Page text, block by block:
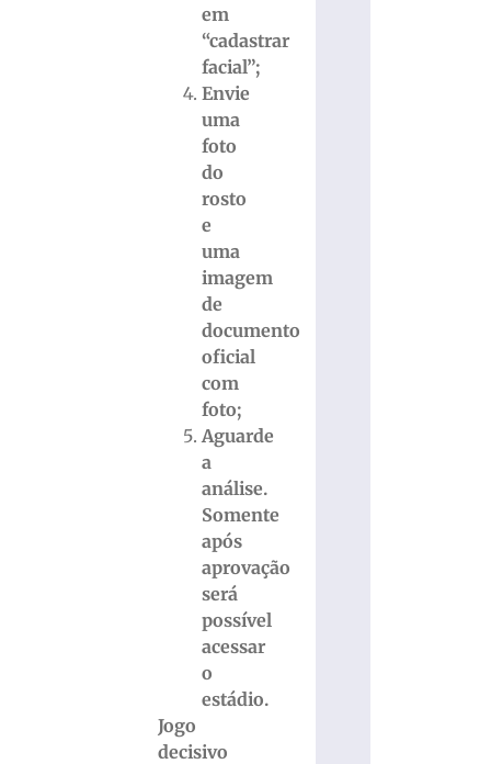
em
“cadastrar
facial”;
Envie
uma
foto
do
rosto
e
uma
imagem
de
documento
oficial
com
foto;
Aguarde
a
análise.
Somente
após
aprovação
será
possível
acessar
o
estádio.
Jogo
decisivo